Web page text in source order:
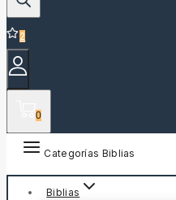
2
0
Categorías Biblias
Biblias